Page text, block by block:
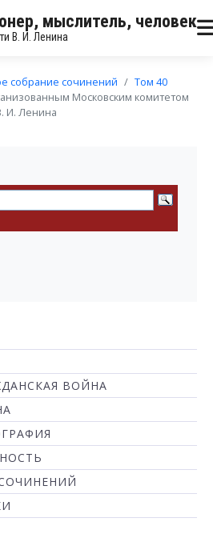
мыслитель, человек
В. И. Ленина
собрание сочинений
Том 40
Московским комитетом
И. Ленина
ВОЙНА